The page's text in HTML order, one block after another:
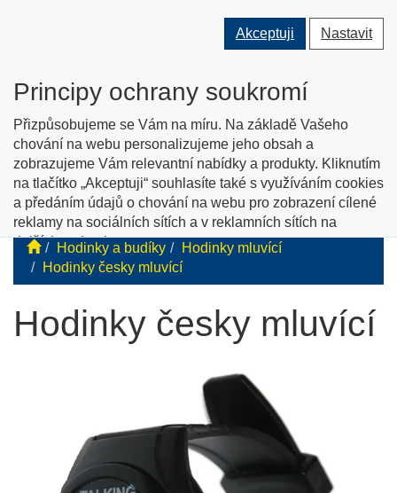
Akceptuji Nastavit
Principy ochrany soukromí
Přizpůsobujeme se Vám na míru. Na základě Vašeho
chování na webu personalizujeme jeho obsah a
zobrazujeme Vám relevantní nabídky a produkty. Kliknutím
na tlačítko „Akceptuji“ souhlasíte také s využíváním cookies
a předáním údajů o chování na webu pro zobrazení cílené
reklamy na sociálních sítích a v reklamních sítích na
dalších webech.
Personalizaci a cílenou reklamu si můžete podrobněji
Přepnout
uživatele
Přepnout
vyhledávání
O nás Kontakty Jak nakupovat Katalog zboží
English info
Tyflopomůcky
Prodej zboží pro zrakově postižené
Hodinky a budíky
Hodinky mluvící
Hodinky česky mluvící
Hodinky česky mluvící